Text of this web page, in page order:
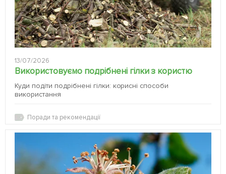
13/07/2026
Використовуємо подрібнені гілки з користю
Куди подіти подрібнені гілки: корисні способи
використання
Поради та рекомендації